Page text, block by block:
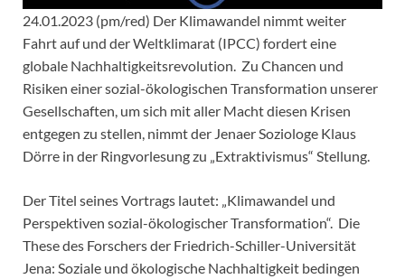
24.01.2023 (pm/red) Der Klimawandel nimmt weiter
Fahrt auf und der Weltklimarat (IPCC) fordert eine
globale Nachhaltigkeitsrevolution. Zu Chancen und
Risiken einer sozial-ökologischen Transformation unserer
Gesellschaften, um sich mit aller Macht diesen Krisen
entgegen zu stellen, nimmt der Jenaer Soziologe Klaus
Dörre in der Ringvorlesung zu „Extraktivismus“ Stellung.
Der Titel seines Vortrags lautet: „Klimawandel und
Perspektiven sozial-ökologischer Transformation“. Die
These des Forschers der Friedrich-Schiller-Universität
Jena: Soziale und ökologische Nachhaltigkeit bedingen